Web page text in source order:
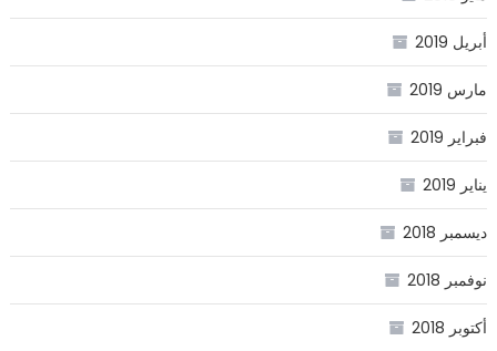
أبريل 2019
مارس 2019
فبراير 2019
يناير 2019
ديسمبر 2018
نوفمبر 2018
أكتوبر 2018